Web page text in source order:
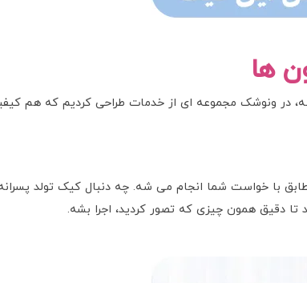
ها
در ونوشک مجموعه ای از خدمات طراحی کردیم که هم
با خواست شما انجام می شه. چه دنبال کیک تولد
تا دقیق همون چیزی که تصور کردید، اجرا بشه.